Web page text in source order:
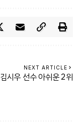
NEXT ARTICLE
김시우 선수 아쉬운 2위